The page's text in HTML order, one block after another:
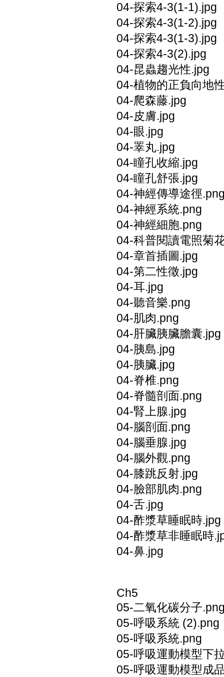
04-探索4-3(1-1).jpg
04-探索4-3(1-2).jpg
04-探索4-3(1-3).jpg
04-探索4-3(2).jpg
04-昆蟲趨光性.jpg
04-植物的正負向地
04-爬森藤.jpg
04-皮膚.jpg
04-眼.jpg
04-睪丸.jpg
04-瞳孔收縮.jpg
04-瞳孔舒張.jpg
04-神經傳導途徑
04-神經系統.png
04-神經細胞.png
04-科普閱讀電照菊
04-章首插圖.jpg
04-第二性徵.jpg
04-耳.jpg
04-聽音樂.png
04-肌肉.png
04-肝臟胰臟膽囊.jpg
04-胰島.jpg
04-胰臟.jpg
04-脊椎.png
04-脊髓剖面.png
04-腎上腺.jpg
04-腦剖面.png
04-腦垂腺.jpg
04-腦外觀.png
04-膝跳反射.jpg
04-臉部肌肉.png
04-舌.jpg
04-酢漿草睡眠時.jpg
04-酢漿草非睡眠時
04-鼻.jpg
Ch5
05-二氧化碳分子
05-呼吸系統 (2).png
05-呼吸系統.png
05-呼吸運動模型下
05-呼吸運動模型成